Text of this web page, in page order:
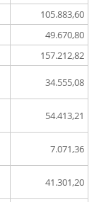
105.883,60
49.670,80
157.212,82
34.555,08
54.413,21
7.071,36
41.301,20